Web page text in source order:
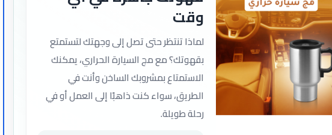
وقت
لماذا تنتظر حتى تصل إلى وجهتك لتستمتع
بقهوتك؟ مع مج السيارة الحراري، يمكنك
الاستمتاع بمشروبك الساخن وأنت في
الطريق، سواء كنت ذاهبًا إلى العمل أو في
رحلة طويلة.